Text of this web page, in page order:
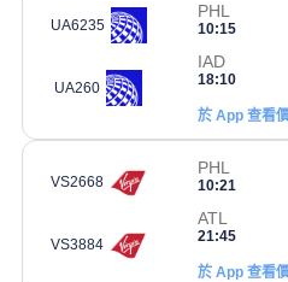
UA6235
PHL
10:15
UA260
IAD
18:10
於 App 查看
VS2668
PHL
10:21
VS3884
ATL
21:45
於 App 查看